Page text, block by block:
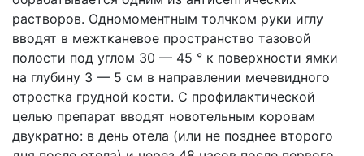
растворов. Одномоментным толчком руки иглу
вводят в межтканевое пространство тазовой
полости под углом 30 — 45 ° к поверхности ямки
на глубину 3 — 5 см в направлении мечевидного
отростка грудной кости. С профилактической
целью препарат вводят новотельным коровам
двукратно: в день отела (или не позднее второго